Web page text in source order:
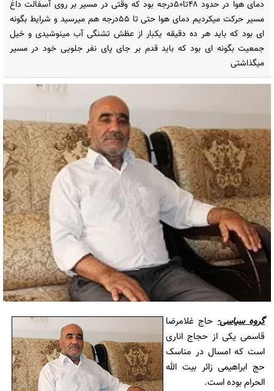
دمای هوا در حدود ۴۸تا۵۰درجه بود که وقتی در مسیر بر روی آسفالت داغ
مسیر حرکت میکردیم دمای هوا حتی تا ۵۵درجه هم میرسید و شرایط بگونه
ای بود که باید هر ده دقیقه یکبار از عظش تشنگی آب مینوشیدی و خیل
جمعیت بگونه ای بود که باید قدم بر جای پای نفر جلویی خود در مسیر
میگذاشتی
گروه سیاسی- حاج غلامرضا
قاسمی یکی از حجاج اناری
است که امسال در مناسک
حج ابراهیمی زائر بیت الله
الحرام بوده است.